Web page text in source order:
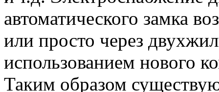
автоматического замка
или просто через
использованием нового
Таким образом